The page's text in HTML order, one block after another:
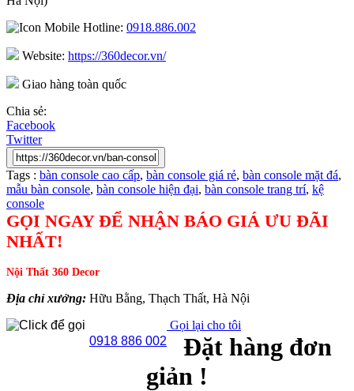
Hotline: 0918.886.002
Website: https://360decor.vn/
Giao hàng toàn quốc
Chia sẻ:
Facebook
Twitter
Tags : bàn console cao cấp, bàn console giá rẻ, bàn console mặt đá,
mẫu bàn console, bàn console hiện đại, bàn console trang trí, kệ
console
GỌI NGAY ĐỂ NHẬN BÁO GIÁ ƯU ĐÃI
NHẤT!
Nội Thất 360 Decor
Địa chỉ xưởng: Hữu Bằng, Thạch Thất, Hà Nội
0918 886 002
Gọi lại cho tôi
Đặt hàng đơn
giản !